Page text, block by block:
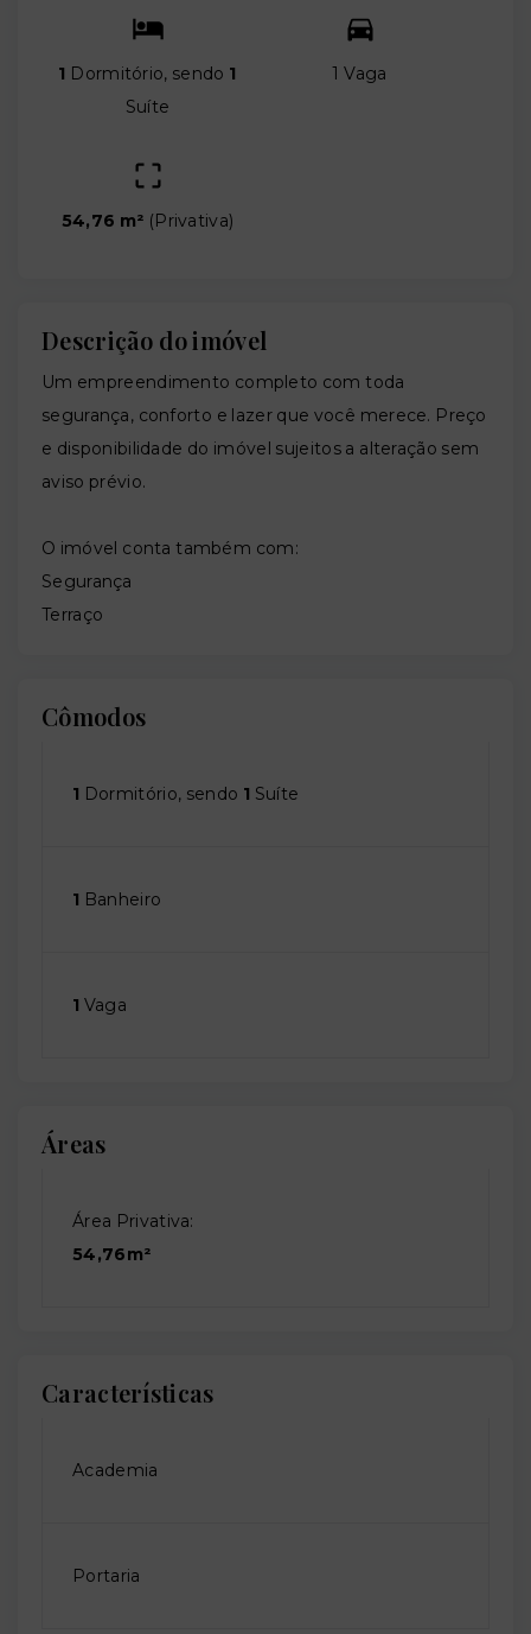
1 Dormitório, sendo 1
Suíte
1 Vaga
54,76 m² (Privativa)
Descrição do imóvel
Um empreendimento completo com toda
segurança, conforto e lazer que você merece. Preço
e disponibilidade do imóvel sujeitos a alteração sem
aviso prévio.
O imóvel conta também com:
Segurança
Terraço
Cômodos
1 Dormitório, sendo 1 Suíte
1 Banheiro
1 Vaga
Áreas
Área Privativa:
54,76m²
Características
Academia
Portaria